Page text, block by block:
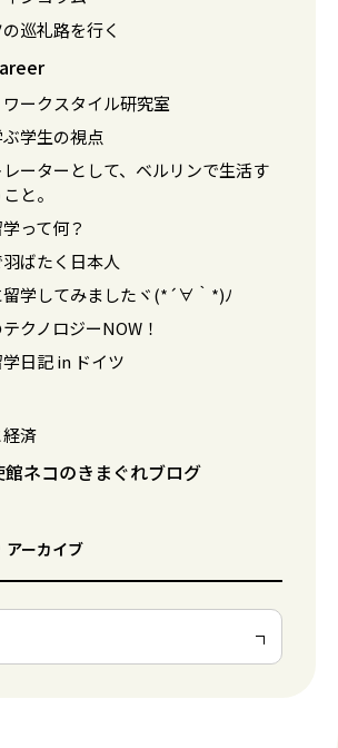
巡礼路を行く
ワークスタイル研究室
学生の視点
ーターとして、ベルリンで生活す
と。
って何？
羽ばたく日本人
留学してみましたヾ(*´∀｀*)ﾉ
クノロジーNOW！
日記 in ドイツ
経済
館ネコのきまぐれブログ
アーカイブ